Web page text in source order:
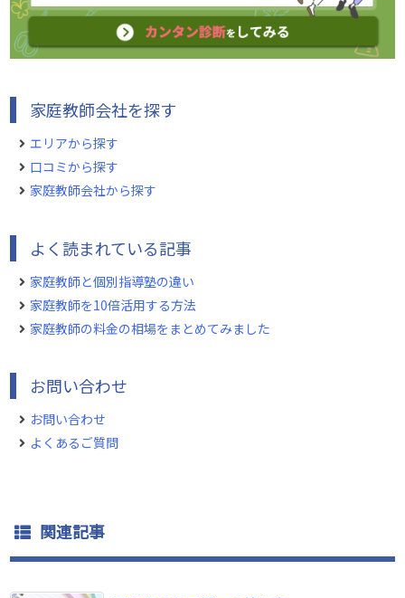
家庭教師会社を探す
エリアから探す
口コミから探す
家庭教師会社から探す
よく読まれている記事
家庭教師と個別指導塾の違い
家庭教師を10倍活用する方法
家庭教師の料金の相場をまとめてみました
お問い合わせ
お問い合わせ
よくあるご質問
関連記事